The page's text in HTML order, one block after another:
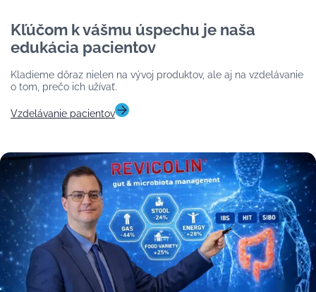
Kľúčom k vášmu úspechu je naša
edukácia pacientov
Kladieme dôraz nielen na vývoj produktov, ale aj na vzdelávanie
o tom, prečo ich užívať.
Vzdelávanie pacientov